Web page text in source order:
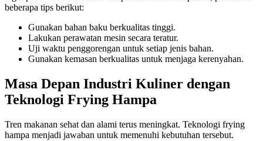
beberapa tips berikut:
Gunakan bahan baku berkualitas tinggi.
Lakukan perawatan mesin secara teratur.
Uji waktu penggorengan untuk setiap jenis bahan.
Gunakan kemasan berkualitas untuk menjaga kerenyahan.
Masa Depan Industri Kuliner dengan
Teknologi Frying Hampa
Tren makanan sehat dan alami terus meningkat. Teknologi frying
hampa menjadi jawaban untuk memenuhi kebutuhan tersebut.